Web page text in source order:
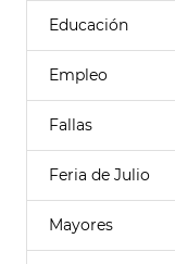
Educación
Empleo
Fallas
Feria de Julio
Mayores